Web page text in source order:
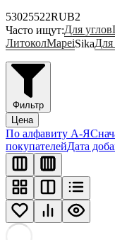
53025522RUB2
Часто ищут:Для углов
ЛитоколMapeiSikaДля
Фильтр
Цена
По алфавиту А-Я
покупателейДата